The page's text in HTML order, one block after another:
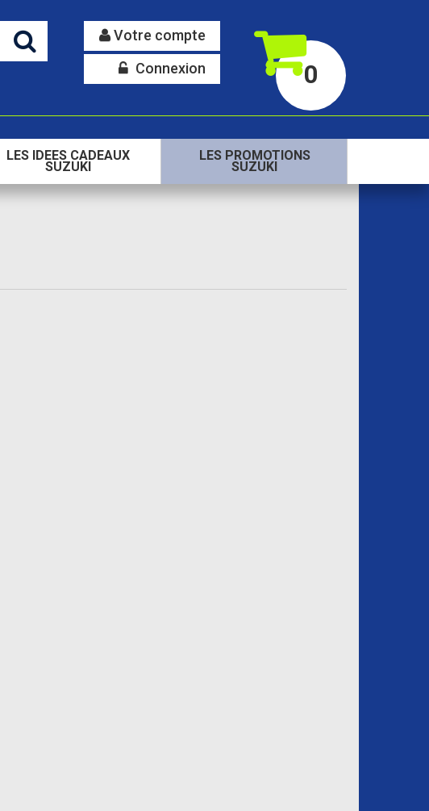
0
Votre compte
Connexion
LES IDEES CADEAUX
SUZUKI
LES PROMOTIONS
SUZUKI